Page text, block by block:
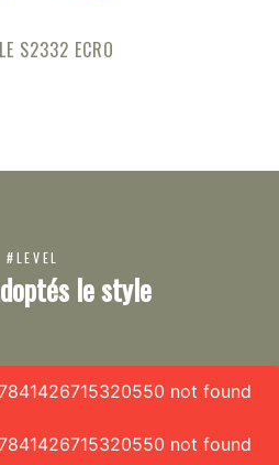
S2332 ECRO
#LEVEL
le style
not found
not found